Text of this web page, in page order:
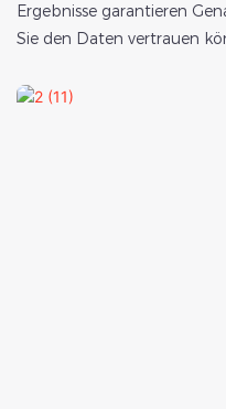
Ergebnisse garantieren
Sie den Daten vertrauen